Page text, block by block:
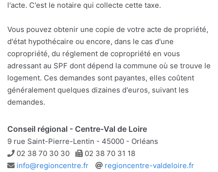
l'acte. C'est le notaire qui collecte cette taxe.
Vous pouvez obtenir une copie de votre acte de propriété,
d'état hypothécaire ou encore, dans le cas d'une
copropriété, du réglement de copropriété en vous
adressant au SPF dont dépend la commune où se trouve le
logement. Ces demandes sont payantes, elles coûtent
généralement quelques dizaines d'euros, suivant les
demandes.
Conseil régional - Centre-Val de Loire
9 rue Saint-Pierre-Lentin - 45000 - Orléans
Téléphone
02 38 70 30 30 Télécopie
02 38 70 31 18
Adresse
info@regioncentre.fr
Site
regioncentre-valdeloire.fr